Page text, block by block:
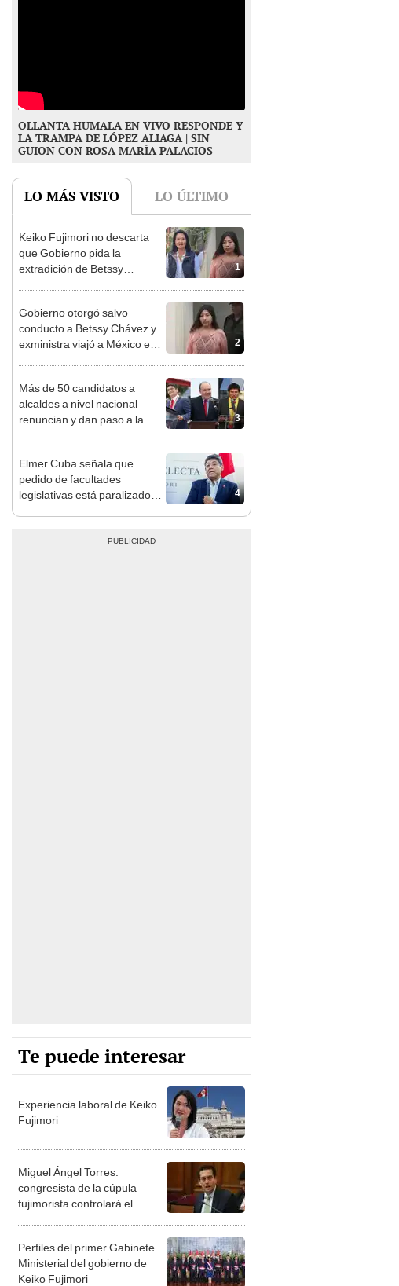
OLLANTA HUMALA EN VIVO RESPONDE Y
LA TRAMPA DE LÓPEZ ALIAGA | SIN
GUION CON ROSA MARÍA PALACIOS
LO MÁS VISTO LO ÚLTIMO
1
Keiko Fujimori no descarta
que Gobierno pida la
extradición de Betssy
2
Gobierno otorgó salvo
conducto a Betssy Chávez y
exministra viajó a México en
3
Más de 50 candidatos a
alcaldes a nivel nacional
renuncian y dan paso a la
4
Elmer Cuba señala que
pedido de facultades
legislativas está paralizado
Te puede interesar
Experiencia laboral de Keiko
Fujimori
Miguel Ángel Torres:
congresista de la cúpula
fujimorista controlará el
Perfiles del primer Gabinete
Ministerial del gobierno de
Keiko Fujimori